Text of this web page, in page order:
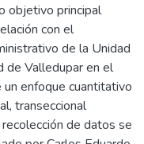
objetivo principal
con el
de la Unidad
de Valledupar en el
enfoque cuantitativo
transeccional
de datos se